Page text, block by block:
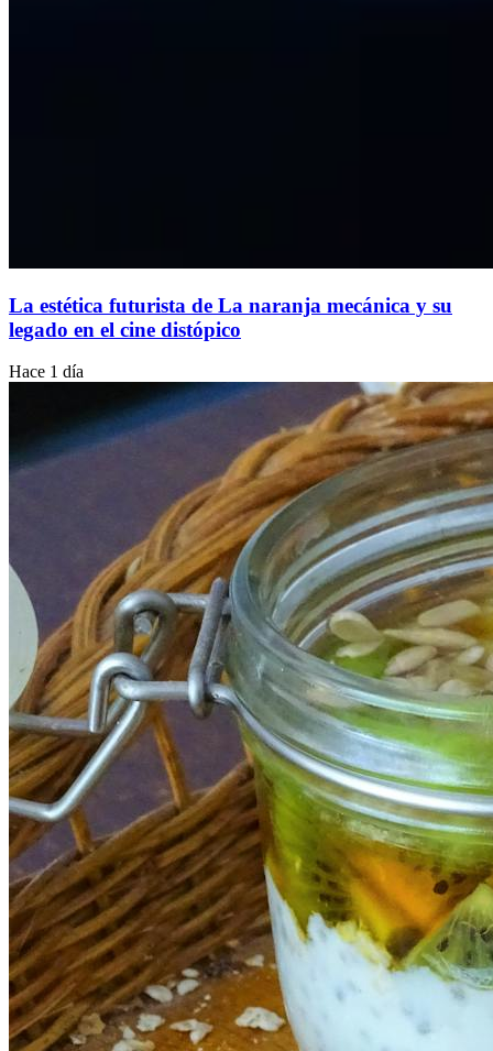
La estética futurista de La naranja mecánica y su
legado en el cine distópico
Hace 1 día